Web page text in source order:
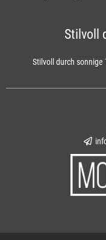
Stilvoll
Stilvoll durch sonnige